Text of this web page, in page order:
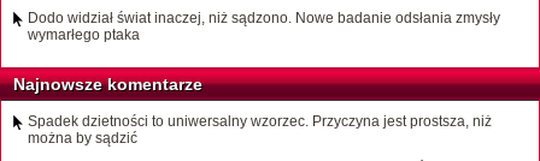
Dodo widział świat inaczej, niż sądzono. Nowe badanie odsłania zmysły
wymarłego ptaka
Najnowsze komentarze
Spadek dzietności to uniwersalny wzorzec. Przyczyna jest prostsza, niż
można by sądzić